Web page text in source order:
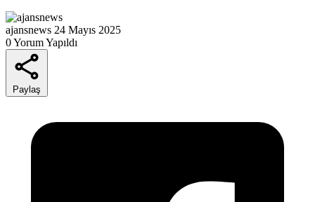
ajansnews 24 Mayıs 2025
0 Yorum Yapıldı
Paylaş